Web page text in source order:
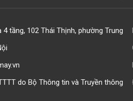
4 tầng, 102 Thái Thịnh, phường Trung
do Bộ Thông tin và Truyền thông